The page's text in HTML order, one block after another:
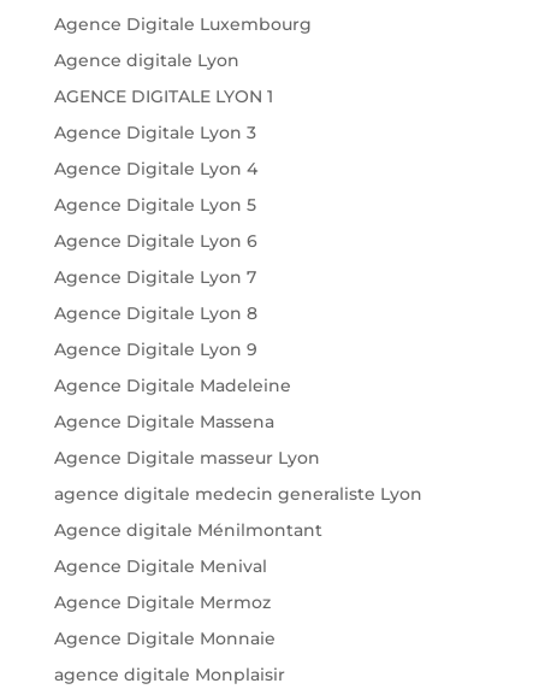
Agence Digitale Luxembourg
Agence digitale Lyon
AGENCE DIGITALE LYON 1
Agence Digitale Lyon 3
Agence Digitale Lyon 4
Agence Digitale Lyon 5
Agence Digitale Lyon 6
Agence Digitale Lyon 7
Agence Digitale Lyon 8
Agence Digitale Lyon 9
Agence Digitale Madeleine
Agence Digitale Massena
Agence Digitale masseur Lyon
agence digitale medecin generaliste Lyon
Agence digitale Ménilmontant
Agence Digitale Menival
Agence Digitale Mermoz
Agence Digitale Monnaie
agence digitale Monplaisir